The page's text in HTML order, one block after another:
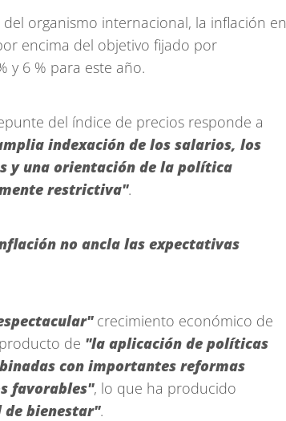
organismo internacional, la inflación en
encima del objetivo fijado por
y 6 % para este año.
del índice de precios responde a
indexación de los salarios, los
y una orientación de la política
restrictiva".
no ancla las expectativas
crecimiento económico de
de "la aplicación de políticas
con importantes reformas
favorables", lo que ha producido
bienestar".